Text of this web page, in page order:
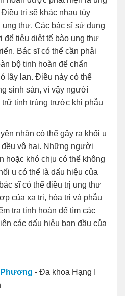
trị sẽ khác nhau tùy
thư. Các bác sĩ sử dụng
để tiêu diệt tế bào ung thư
Bác sĩ có thể cần phải
bộ tinh hoàn để chẩn
lây lan. Điều này có thể
sinh sản, vì vậy người
tinh trùng trước khi phẫu
nhân có thể gây ra khối u
đều vô hại. Những người
hoặc khó chịu có thể không
u có thể là dấu hiệu của
sĩ có thể điều trị ung thư
của xạ trị, hóa trị và phẫu
tra tinh hoàn để tìm các
các dấu hiệu ban đầu của
Phương - Đa khoa Hạng I